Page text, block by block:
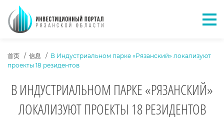
ХЛЕБНЫЕ КРОШКИ
首页 信息
В Индустриальном парке «Рязанский» локализуют
проекты 18 резидентов
В ИНДУСТРИАЛЬНОМ ПАРКЕ «РЯЗАНСКИЙ»
ЛОКАЛИЗУЮТ ПРОЕКТЫ 18 РЕЗИДЕНТОВ